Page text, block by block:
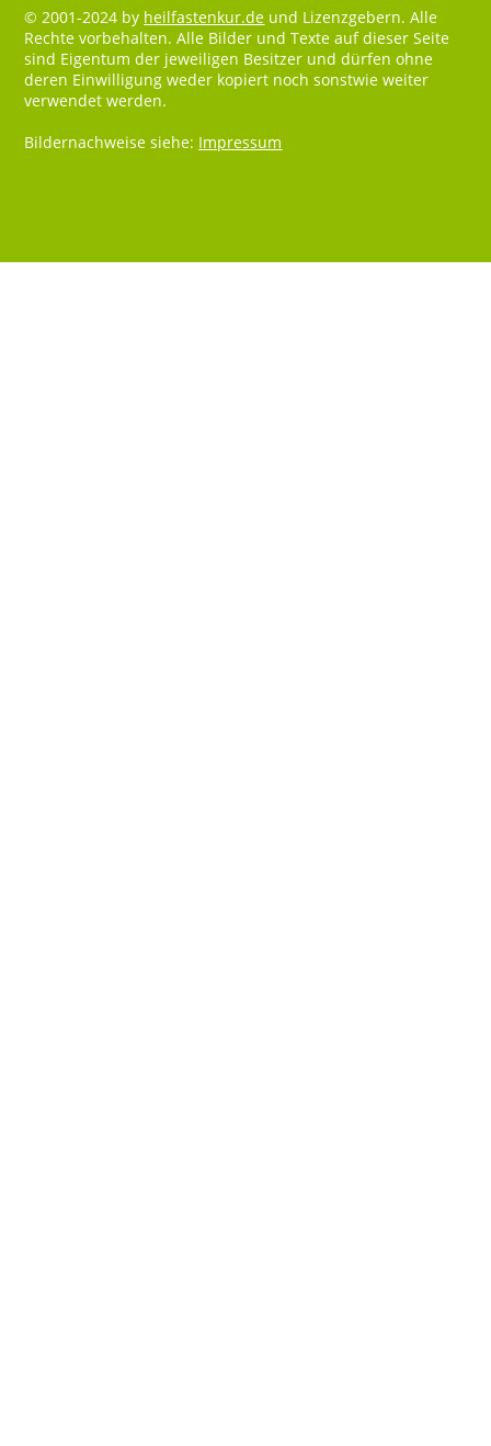
© 2001-2024 by heilfastenkur.de und Lizenzgebern. Alle
Rechte vorbehalten. Alle Bilder und Texte auf dieser Seite
sind Eigentum der jeweiligen Besitzer und dürfen ohne
deren Einwilligung weder kopiert noch sonstwie weiter
verwendet werden.
Bildernachweise siehe: Impressum